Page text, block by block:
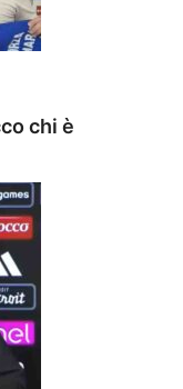
chi è